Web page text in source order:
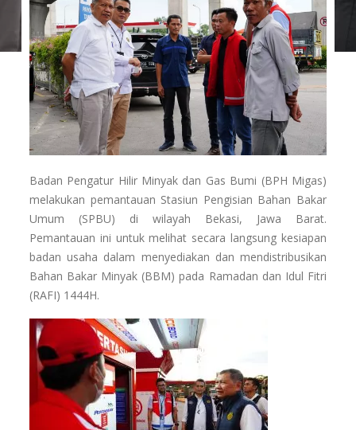
Badan Pengatur Hilir Minyak dan Gas Bumi (BPH Migas)
melakukan pemantauan Stasiun Pengisian Bahan Bakar
Umum (SPBU) di wilayah Bekasi, Jawa Barat.
Pemantauan ini untuk melihat secara langsung kesiapan
badan usaha dalam menyediakan dan mendistribusikan
Bahan Bakar Minyak (BBM) pada Ramadan dan Idul Fitri
(RAFI) 1444H.